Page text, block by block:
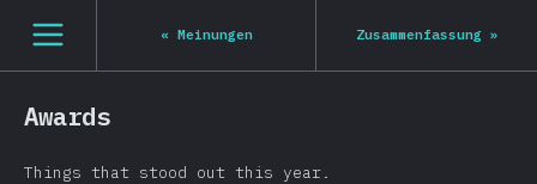
[de-DE] general.open_nav
« Meinungen Zusammenfassung »
Awards
Things that stood out this year.